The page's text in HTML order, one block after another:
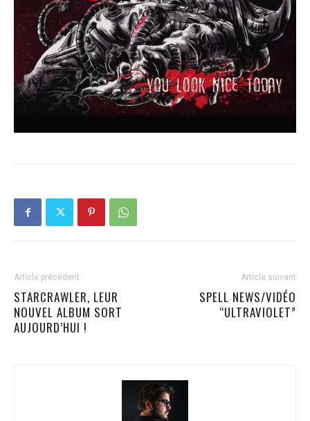
Article précédent
STARCRAWLER, LEUR
NOUVEL ALBUM SORT
AUJOURD’HUI !
Article suivant
SPELL NEWS/VIDÉO
“ULTRAVIOLET”